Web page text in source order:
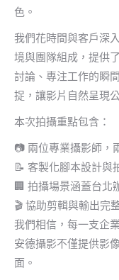
色。
我們花時間與客戶深
境與團隊組成，提供
討論、專注工作的瞬
捉，讓影片自然呈現
本次拍攝重點包含：
📷 兩位專業攝影師，
📝 客製化腳本設計與
🏢 拍攝場景涵蓋台北
🎬 協助剪輯與輸出完
我們相信，每一支企
安德攝影不僅提供影
面。